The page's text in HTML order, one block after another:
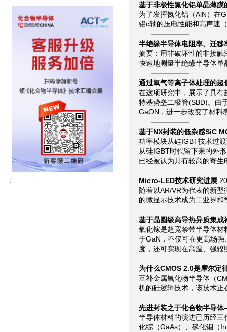
基于非极性氮化铝单晶薄
为了发挥氮化铝（AlN）在
铝c轴的压电性能和高声速
半绝缘半导体电阻率、迁
摘要：用非破坏性的非接
快速地测量半绝缘半导体
通过氧气等离子体处理的
在这项研究中，展示了具
特基势垒二极管(SBD)。由
GaON，进一步改变了材料
基于NX封装的低杂感SiC
功率模块从硅IGBT技术过
从硅IGBT时代留下来的外
已经被认为具有较高的寄
Micro-LED技术研究进展
随着以AR/VR为代表的新
的微显示技术成为工业界和
基于晶圆级高导热异质集
氧化镓是超宽禁带半导体
于GaN，不仅可在更高场
度，还可实现在高温、强
为什么CMOS 2.0是摩尔定
互补金属氧化物半导体（
机的硅逻辑技术，该技术正
先进封装之于化合物半导
半导体材料的演进已历经
化综（GaAs）、磷化铟（